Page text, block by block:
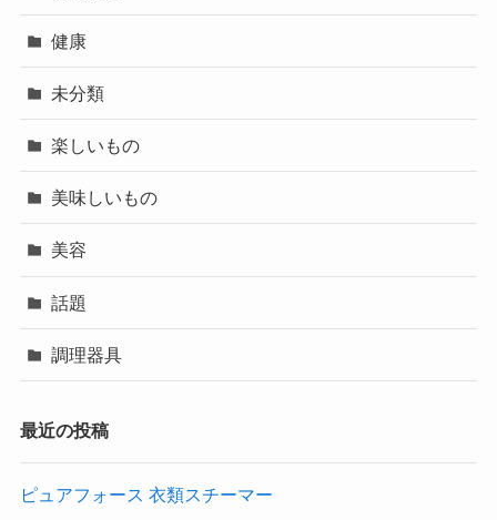
健康
未分類
楽しいもの
美味しいもの
美容
話題
調理器具
最近の投稿
ピュアフォース 衣類スチーマー